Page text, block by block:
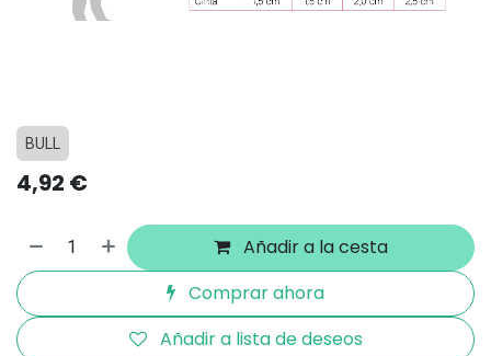
BULL
4,92 €
Añadir a la cesta
Comprar ahora
Añadir a lista de deseos